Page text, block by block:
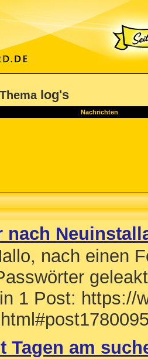
log's
Nachrichten
nach
nach einen
1 Post: https://
Tagen am